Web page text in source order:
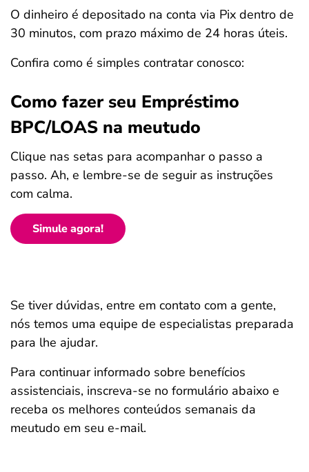
O dinheiro é depositado na conta via Pix dentro de
30 minutos, com prazo máximo de 24 horas úteis.
Confira como é simples contratar conosco:
Como fazer seu Empréstimo
BPC/LOAS na meutudo
Clique nas setas para acompanhar o passo a
passo. Ah, e lembre-se de seguir as instruções
com calma.
Simule agora!
Se tiver dúvidas, entre em contato com a gente,
nós temos uma equipe de especialistas preparada
para lhe ajudar.
Para continuar informado sobre benefícios
assistenciais, inscreva-se no formulário abaixo e
receba os melhores conteúdos semanais da
meutudo em seu e-mail.